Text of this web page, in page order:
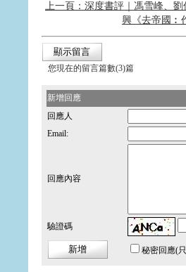
上一頁：深度書評｜馮雪峰、
興《去帝國︰
您現在的留言篇數(3)篇
新增回應
回應人
Email:
回應內容
驗證碼
秘密回應(